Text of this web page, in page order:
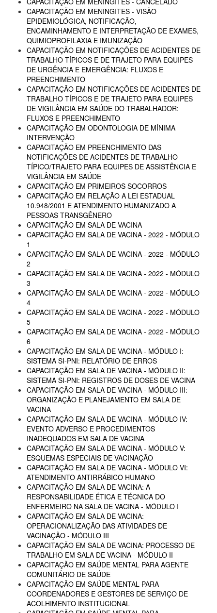
CAPACITAÇÃO EM MENINGITES - VISÃO
EPIDEMIOLÓGICA, NOTIFICAÇÃO,
ENCAMINHAMENTO E INTERPRETAÇÃO DE EXAMES,
QUIMIOPROFILAXIA E IMUNIZAÇÃO
CAPACITAÇÃO EM NOTIFICAÇÕES DE ACIDENTES DE
TRABALHO TÍPICOS E DE TRAJETO PARA EQUIPES
DE URGÊNCIA E EMERGÊNCIA: FLUXOS E
PREENCHIMENTO
CAPACITAÇÃO EM NOTIFICAÇÕES DE ACIDENTES DE
TRABALHO TÍPICOS E DE TRAJETO PARA EQUIPES
DE VIGILÂNCIA EM SAÚDE DO TRABALHADOR:
FLUXOS E PREENCHIMENTO
CAPACITAÇÃO EM ODONTOLOGIA DE MÍNIMA
INTERVENÇÃO
CAPACITAÇÃO EM PREENCHIMENTO DAS
NOTIFICAÇÕES DE ACIDENTES DE TRABALHO
TÍPICO/TRAJETO PARA EQUIPES DE ASSISTÊNCIA E
VIGILÂNCIA EM SAÚDE
CAPACITAÇÃO EM PRIMEIROS SOCORROS
CAPACITAÇÃO EM RELAÇÃO A LEI ESTADUAL
10.948/2001 E ATENDIMENTO HUMANIZADO A
PESSOAS TRANSGÊNERO
CAPACITAÇÃO EM SALA DE VACINA
CAPACITAÇÃO EM SALA DE VACINA - 2022 - MÓDULO
1
CAPACITAÇÃO EM SALA DE VACINA - 2022 - MÓDULO
2
CAPACITAÇÃO EM SALA DE VACINA - 2022 - MÓDULO
3
CAPACITAÇÃO EM SALA DE VACINA - 2022 - MÓDULO
4
CAPACITAÇÃO EM SALA DE VACINA - 2022 - MÓDULO
5
CAPACITAÇÃO EM SALA DE VACINA - 2022 - MÓDULO
6
CAPACITAÇÃO EM SALA DE VACINA - MÓDULO I:
SISTEMA SI-PNI: RELATÓRIO DE ERROS
CAPACITAÇÃO EM SALA DE VACINA - MÓDULO II:
SISTEMA SI-PNI: REGISTROS DE DOSES DE VACINA
CAPACITAÇÃO EM SALA DE VACINA - MÓDULO III:
ORGANIZAÇÃO E PLANEJAMENTO EM SALA DE
VACINA
CAPACITAÇÃO EM SALA DE VACINA - MÓDULO IV:
EVENTO ADVERSO E PROCEDIMENTOS
INADEQUADOS EM SALA DE VACINA
CAPACITAÇÃO EM SALA DE VACINA - MÓDULO V:
ESQUEMAS ESPECIAIS DE VACINAÇÃO
CAPACITAÇÃO EM SALA DE VACINA - MÓDULO VI:
ATENDIMENTO ANTIRRÁBICO HUMANO
CAPACITAÇÃO EM SALA DE VACINA: A
RESPONSABILIDADE ÉTICA E TÉCNICA DO
ENFERMEIRO NA SALA DE VACINA - MÓDULO I
CAPACITAÇÃO EM SALA DE VACINA:
OPERACIONALIZAÇÃO DAS ATIVIDADES DE
VACINAÇÃO - MÓDULO III
CAPACITAÇÃO EM SALA DE VACINA: PROCESSO DE
TRABALHO EM SALA DE VACINA - MÓDULO II
CAPACITAÇÃO EM SAÚDE MENTAL PARA AGENTE
COMUNITÁRIO DE SAÚDE
CAPACITAÇÃO EM SAÚDE MENTAL PARA
COORDENADORES E GESTORES DE SERVIÇO DE
ACOLHIMENTO INSTITUCIONAL